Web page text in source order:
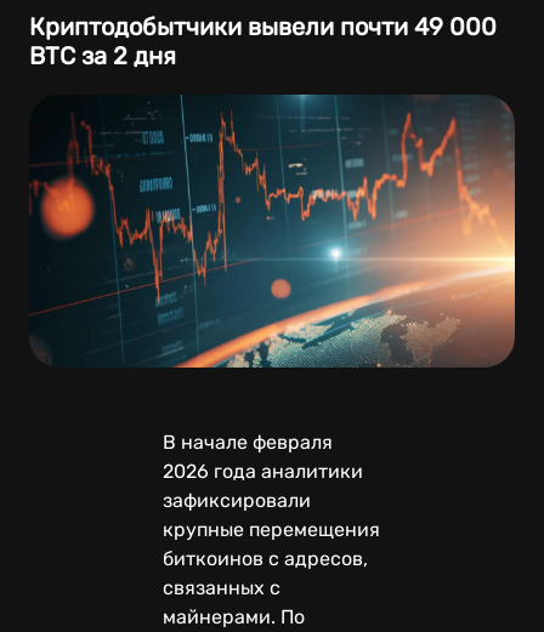
Криптодобытчики вывели почти 49 000
BTC за 2 дня
В начале февраля
2026 года аналитики
зафиксировали
крупные перемещения
биткоинов с адресов,
связанных с
майнерами. По